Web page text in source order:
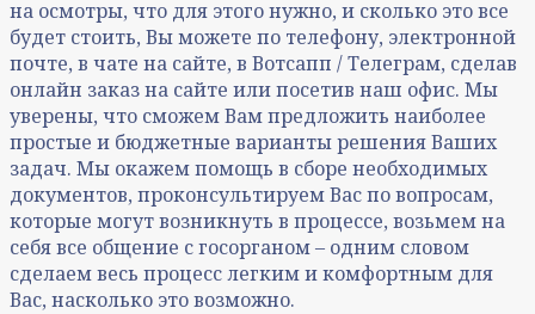
на осмотры, что для этого нужно, и сколько это все
будет стоить, Вы можете по телефону, электронной
почте, в чате на сайте, в Вотсапп / Телеграм, сделав
онлайн заказ на сайте или посетив наш офис. Мы
уверены, что сможем Вам предложить наиболее
простые и бюджетные варианты решения Ваших
задач. Мы окажем помощь в сборе необходимых
документов, проконсультируем Вас по вопросам,
которые могут возникнуть в процессе, возьмем на
себя все общение с госорганом – одним словом
сделаем весь процесс легким и комфортным для
Вас, насколько это возможно.